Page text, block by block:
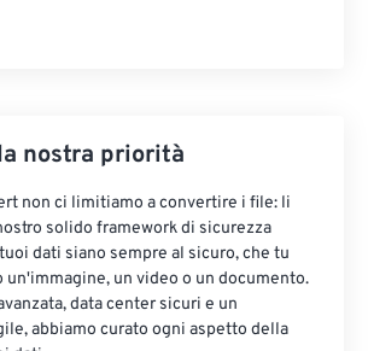
nostra priorità
non ci limitiamo a convertire i file: li
solido framework di sicurezza
dati siano sempre al sicuro, che tu
un video o un documento.
data center sicuri e un
abbiamo curato ogni aspetto della